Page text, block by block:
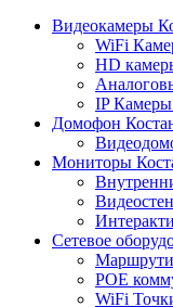
Видеокамеры
WiFi
HD
IP Камеры
Домофон
Мониторы
Сетевое
POE
WiFi